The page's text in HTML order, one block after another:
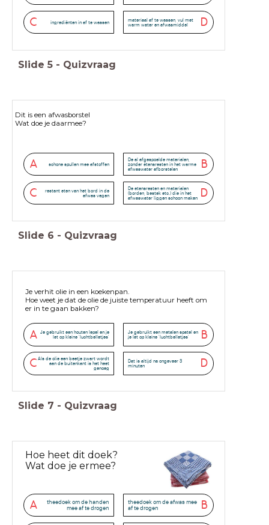
C ingrediënten in af te wassen D
materiaal af te wassen, vul met
warm water en afwasmiddel
Slide 5 - Quizvraag
Dit is een afwasborstel
Wat doe je daarmee?
A schone spullen mee afstoffen B
De al afgespoelde materialen,
zonder etensresten in het warme
afwaswater afborstelen
C
restant eten van het bord in de
afwas vegen
D
De etensresten en materialen
(borden, bestek etc.) die in het
afwaswater liggen schoon maken
Slide 6 - Quizvraag
Je verhit olie in een koekenpan.
Hoe weet je dat de olie de juiste temperatuur heeft om
er in te gaan bakken?
A Je gebruikt een houten lepel en je
let op kleine 'luchtbelletjes'
B
Je gebruikt een metalen spatel en
je let op kleine 'luchtbelletjes'
C Als de olie een beetje zwart wordt
aan de buitenkant is het heet
genoeg
D
Dat is altijd na ongeveer 3
minuten
Slide 7 - Quizvraag
Hoe heet dit doek?
Wat doe je ermee?
A
theedoek om de handen
mee af te drogen
B
theedoek om de afwas mee
af te drogen